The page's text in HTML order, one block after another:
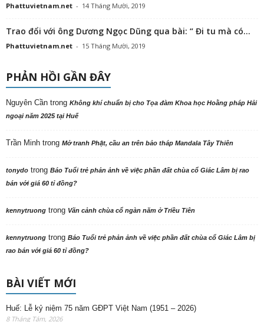
Phattuvietnam.net - 14 Tháng Mười, 2019
Trao đổi với ông Dương Ngọc Dũng qua bài: “ Đi tu mà có...
Phattuvietnam.net - 15 Tháng Mười, 2019
PHẢN HỒI GẦN ĐÂY
Nguyên Cần trong Không khí chuẩn bị cho Tọa đàm Khoa học Hoằng pháp Hải
ngoại năm 2025 tại Huế
Trần Minh trong Mở tranh Phật, cầu an trên bảo tháp Mandala Tây Thiên
tonydo trong Báo Tuổi trẻ phản ảnh về việc phần đất chùa cổ Giác Lâm bị rao
bán với giá 60 tỉ đồng?
kennytruong trong Vãn cảnh chùa cổ ngàn năm ở Triều Tiên
kennytruong trong Báo Tuổi trẻ phản ảnh về việc phần đất chùa cổ Giác Lâm bị
rao bán với giá 60 tỉ đồng?
BÀI VIẾT MỚI
Huế: Lễ kỷ niệm 75 năm GĐPT Việt Nam (1951 – 2026)
8 Tháng Tám, 2026